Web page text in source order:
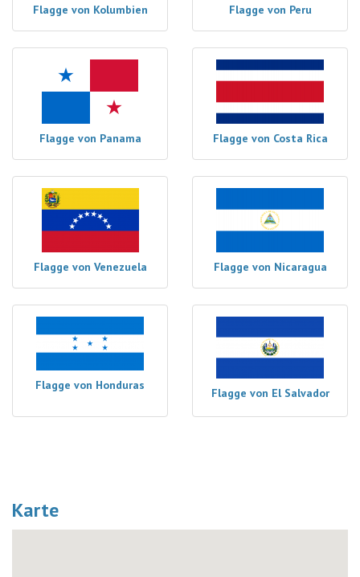
Flagge von Kolumbien Flagge von Peru
Flagge von Panama Flagge von Costa Rica
Flagge von Venezuela Flagge von Nicaragua
Flagge von Honduras
Flagge von El Salvador
Karte